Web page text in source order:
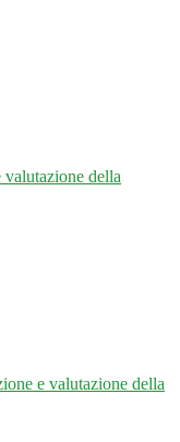
valutazione della
e valutazione della